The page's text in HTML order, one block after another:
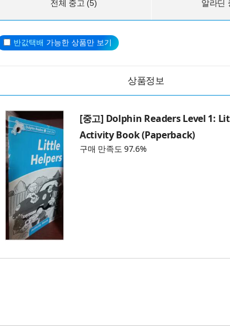
전체 중고 (5) 알라딘
반값택배 가능한 상품만 보기
상품정보
[중고] Dolphin Readers Level 1:
Activity Book (Paperback)
구매 만족도 97.6%